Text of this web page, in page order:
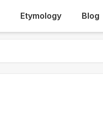
Etymology Blog